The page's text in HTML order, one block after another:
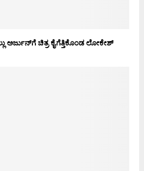
ಅರ್ಜುನ್‍ಗೆ ಚಿತ್ರ ಕೈಗೆತ್ತಿಕೊಂಡ ಲೋಕೇಶ್